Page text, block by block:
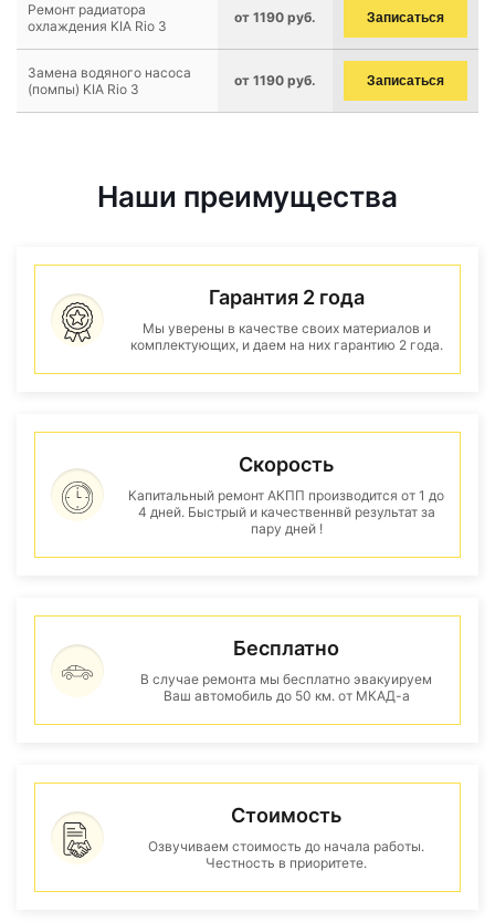
Ремонт радиатора
охлаждения KIA Rio 3
от 1190 руб. Записаться
Замена водяного насоса
(помпы) KIA Rio 3
от 1190 руб. Записаться
Наши преимущества
Гарантия 2 года
Мы уверены в качестве своих материалов и
комплектующих, и даем на них гарантию 2 года.
Скорость
Капитальный ремонт АКПП производится от 1 до
4 дней. Быстрый и качественнвй результат за
пару дней !
Бесплатно
В случае ремонта мы бесплатно эвакуируем
Ваш автомобиль до 50 км. от МКАД-а
Стоимость
Озвучиваем стоимость до начала работы.
Честность в приоритете.